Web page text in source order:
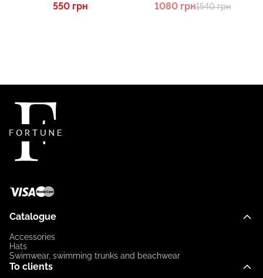
550 грн 1080 грн1540 грн
Catalogue
Accessories
Hats
Swimwear, swimming trunks and beachwear
To clients